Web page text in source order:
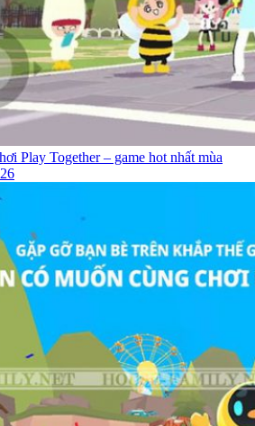
Play Together – game hot nhất mùa